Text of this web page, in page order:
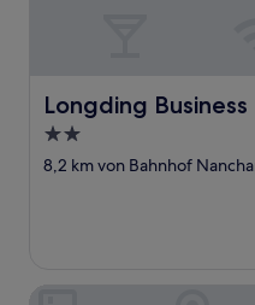
Longding
Longding Business
2.0-
Sterne-
8,2 km von Bahnhof